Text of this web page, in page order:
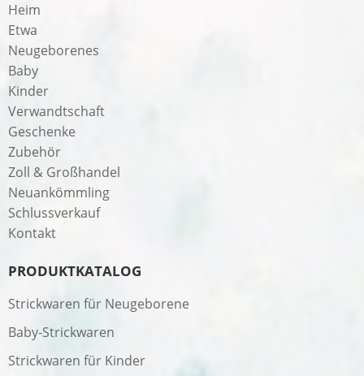
Heim
Etwa
Neugeborenes
Baby
Kinder
Verwandtschaft
Geschenke
Zubehör
Zoll & Großhandel
Neuankömmling
Schlussverkauf
Kontakt
PRODUKTKATALOG
Strickwaren für Neugeborene
Baby-Strickwaren
Strickwaren für Kinder